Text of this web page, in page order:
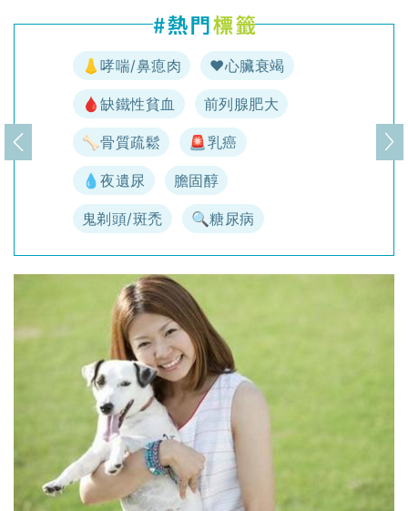
👃哮喘/鼻瘜肉 ♥️心臟衰竭
🩸缺鐵性貧血 前列腺肥大
🦴骨質疏鬆 🚨乳癌
💧夜遺尿 膽固醇
鬼剃頭/斑禿 🔍糖尿病
上一頁 下